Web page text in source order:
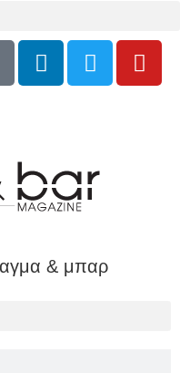
& μπαρ